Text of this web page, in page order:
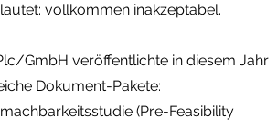
vollkommen inakzeptabel.
GmbH veröffentlichte in diesem Jahr
Dokument-Pakete:
(Pre-Feasibility